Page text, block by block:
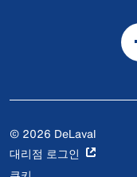
© 2026 DeLaval
대리점 로그인